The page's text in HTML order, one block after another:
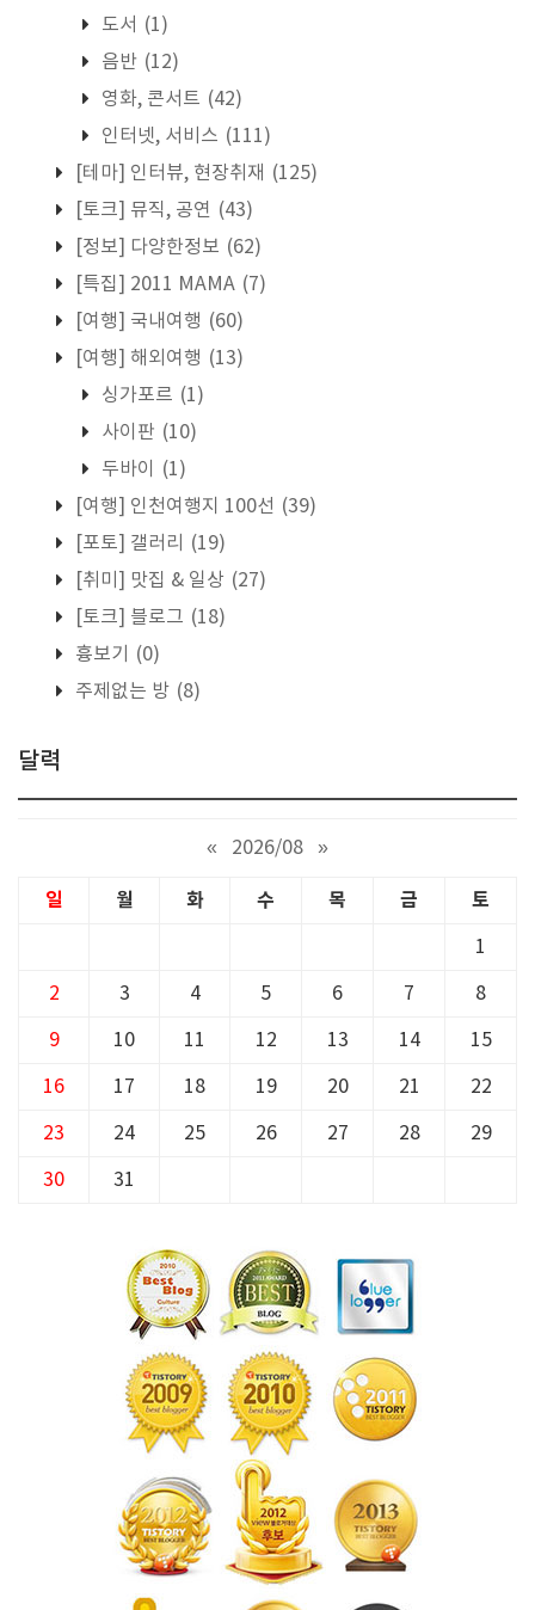
도서 (1)
음반 (12)
영화, 콘서트 (42)
인터넷, 서비스 (111)
[테마] 인터뷰, 현장취재 (125)
[토크] 뮤직, 공연 (43)
[정보] 다양한정보 (62)
[특집] 2011 MAMA (7)
[여행] 국내여행 (60)
[여행] 해외여행 (13)
싱가포르 (1)
사이판 (10)
두바이
(1)
[여행] 인천여행지 100선 (39)
[포토] 갤러리
(19)
[취미] 맛집 & 일상 (27)
[토크] 블로그 (18)
흉보기
(0)
주제없는 방 (8)
달력
« 2026/08 »
일 월 화 수 목 금 토
1
2 3 4 5 6 7 8
9 10 11 12 13 14 15
16 17 18 19 20 21 22
23 24 25 26 27 28 29
30 31